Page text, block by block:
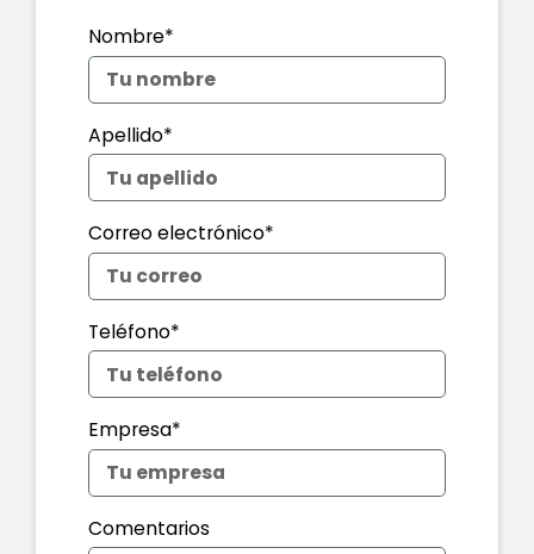
Nombre*
Apellido*
Correo electrónico*
Teléfono*
Empresa*
Comentarios